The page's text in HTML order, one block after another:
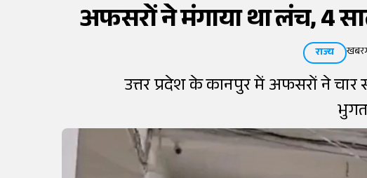
अफसरों ने मंगाया था लंच, 4
राज्य
उत्तर प्रदेश के कानपुर में अफसरों ने